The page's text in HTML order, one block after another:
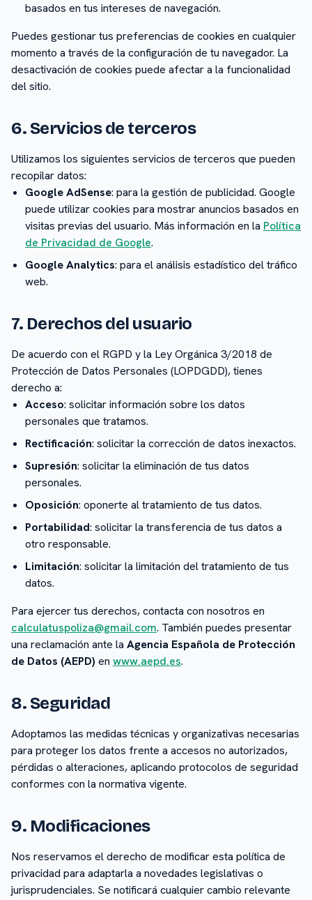
basados en tus intereses de navegación.
Puedes gestionar tus preferencias de cookies en cualquier
momento a través de la configuración de tu navegador. La
desactivación de cookies puede afectar a la funcionalidad
del sitio.
6. Servicios de terceros
Utilizamos los siguientes servicios de terceros que pueden
recopilar datos:
Google AdSense: para la gestión de publicidad. Google
puede utilizar cookies para mostrar anuncios basados en
visitas previas del usuario. Más información en la Política
de Privacidad de Google.
Google Analytics: para el análisis estadístico del tráfico
web.
7. Derechos del usuario
De acuerdo con el RGPD y la Ley Orgánica 3/2018 de
Protección de Datos Personales (LOPDGDD), tienes
derecho a:
Acceso: solicitar información sobre los datos
personales que tratamos.
Rectificación: solicitar la corrección de datos inexactos.
Supresión: solicitar la eliminación de tus datos
personales.
Oposición: oponerte al tratamiento de tus datos.
Portabilidad: solicitar la transferencia de tus datos a
otro responsable.
Limitación: solicitar la limitación del tratamiento de tus
datos.
Para ejercer tus derechos, contacta con nosotros en
calculatuspoliza@gmail.com. También puedes presentar
una reclamación ante la Agencia Española de Protección
de Datos (AEPD) en www.aepd.es.
8. Seguridad
Adoptamos las medidas técnicas y organizativas necesarias
para proteger los datos frente a accesos no autorizados,
pérdidas o alteraciones, aplicando protocolos de seguridad
conformes con la normativa vigente.
9. Modificaciones
Nos reservamos el derecho de modificar esta política de
privacidad para adaptarla a novedades legislativas o
jurisprudenciales. Se notificará cualquier cambio relevante